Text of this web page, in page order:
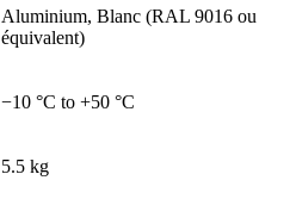
Aluminium, Blanc (RAL 9016 ou
équivalent)
−10 °C to +50 °C
5.5 kg